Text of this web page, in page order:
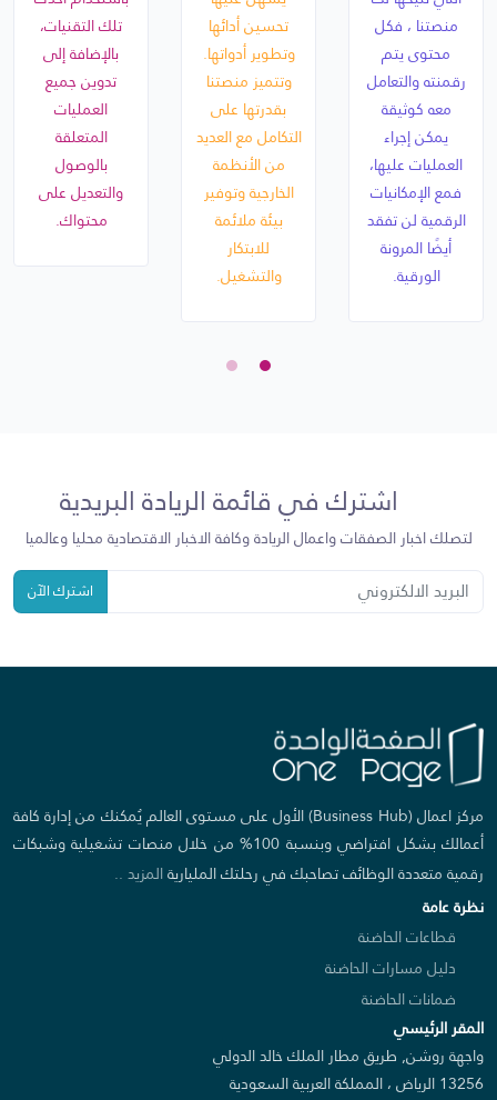
منصتنا ، فكل
محتوى يتم
رقمنته والتعامل
معه كوثيقة
يمكن إجراء
العمليات عليها،
فمع الإمكانيات
الرقمية لن تفقد
أيضًا المرونة
الورقية.
تحسين أدائها
وتطوير أدواتها.
وتتميز منصتنا
بقدرتها على
التكامل مع العديد
من الأنظمة
الخارجية وتوفير
بيئة ملائمة
للابتكار
والتشغيل.
تلك التقنيات،
بالإضافة إلى
تدوين جميع
العمليات
المتعلقة
بالوصول
والتعديل على
محتواك.
اشترك في قائمة الريادة البريدية
لتصلك اخبار الصفقات واعمال الريادة وكافة الاخبار الاقتصادية محليا وعالميا
اشترك الآن
مركز اعمال (Business Hub) الأول على مستوى العالم يُمكنك من إدارة كافة
أعمالك بشكل افتراضي وبنسبة 100% من خلال منصات تشغيلية وشبكات
رقمية متعددة الوظائف تصاحبك في رحلتك الملياريةالمزيد ..
نظرة عامة
قطاعات الحاضنة
دليل مسارات الحاضنة
ضمانات الحاضنة
المقر الرئيسي
واجهة روشن, طريق مطار الملك خالد الدولي
13256 الرياض ، المملكة العربية السعودية